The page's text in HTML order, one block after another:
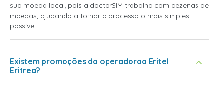
sua moeda local, pois a doctorSIM trabalha com dezenas de
moedas, ajudando a tornar o processo o mais simples
possível.
Existem promoções da operadoraa Eritel
Eritrea?